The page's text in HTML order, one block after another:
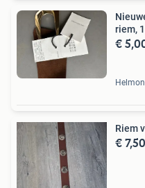
riem,
€
Riem
€ 7,50